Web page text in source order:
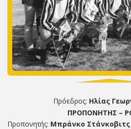
Πρόεδρος: Ηλίας
ΠΡΟΠΟΝΗΤΗΣ –
Προπονητής: Μπράνκο Στάνκοβιτς